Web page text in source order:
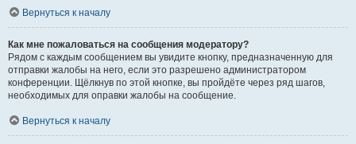
Вернуться к началу
Как мне пожаловаться на сообщения модератору?
Рядом с каждым сообщением вы увидите кнопку, предназначенную для
отправки жалобы на него, если это разрешено администратором
конференции. Щёлкнув по этой кнопке, вы пройдёте через ряд шагов,
необходимых для оправки жалобы на сообщение.
Вернуться к началу